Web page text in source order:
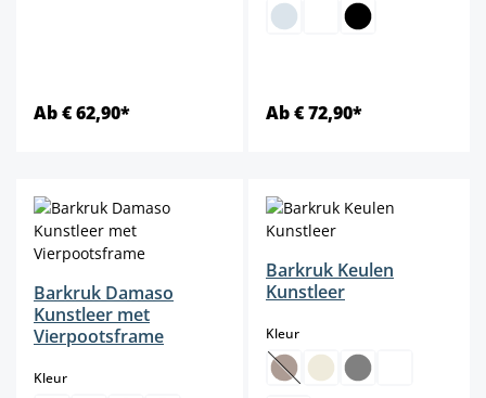
Ab € 62,90* Ab € 72,90*
Barkruk Damaso
Kunstleer met
Vierpootsframe
Kleurselect
Barkruk Keulen
Kunstleer
Kleurselect
(Deze optie is momenteel niet